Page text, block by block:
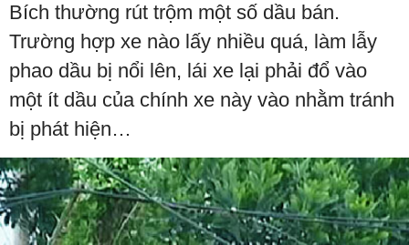
Bích thường rút trộm một số dầu bán.
Trường hợp xe nào lấy nhiều quá, làm lẫy
phao dầu bị nổi lên, lái xe lại phải đổ vào
một ít dầu của chính xe này vào nhằm tránh
bị phát hiện…